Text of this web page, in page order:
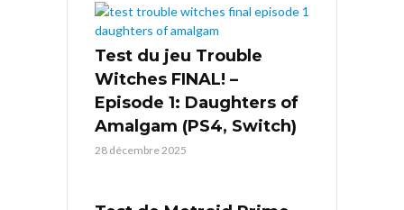
Test du jeu Trouble
Witches FINAL! –
Episode 1: Daughters of
Amalgam (PS4, Switch)
28 décembre 2025